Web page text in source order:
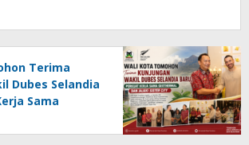
Terima
Dubes Selandia
Sama